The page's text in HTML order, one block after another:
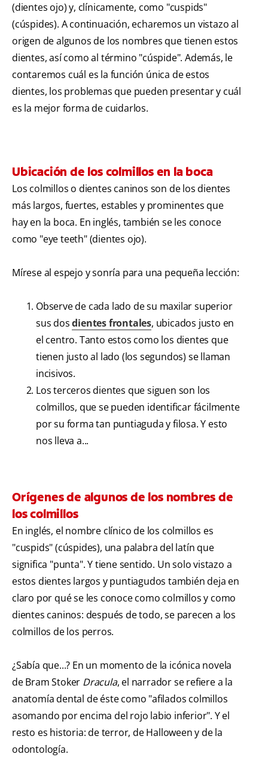
(dientes ojo) y, clínicamente, como "cuspids"
(cúspides). A continuación, echaremos un vistazo al
origen de algunos de los nombres que tienen estos
dientes, así como al término "cúspide". Además, le
contaremos cuál es la función única de estos
dientes, los problemas que pueden presentar y cuál
es la mejor forma de cuidarlos.
Ubicación de los colmillos en la boca
Los colmillos o dientes caninos son de los dientes
más largos, fuertes, estables y prominentes que
hay en la boca. En inglés, también se les conoce
como "eye teeth" (dientes ojo).
Mírese al espejo y sonría para una pequeña lección:
Observe de cada lado de su maxilar superior
sus dosdientes frontales, ubicados justo en
el centro. Tanto estos como los dientes que
tienen justo al lado (los segundos) se llaman
incisivos.
Los terceros dientes que siguen son los
colmillos, que se pueden identificar fácilmente
por su forma tan puntiaguda y filosa. Y esto
nos lleva a...
Orígenes de algunos de los nombres de
los colmillos
En inglés, el nombre clínico de los colmillos es
"cuspids" (cúspides), una palabra del latín que
significa "punta". Y tiene sentido. Un solo vistazo a
estos dientes largos y puntiagudos también deja en
claro por qué se les conoce como colmillos y como
dientes caninos: después de todo, se parecen a los
colmillos de los perros.
¿Sabía que...? En un momento de la icónica novela
de Bram Stoker Dracula, el narrador se refiere a la
anatomía dental de éste como "afilados colmillos
asomando por encima del rojo labio inferior". Y el
resto es historia: de terror, de Halloween y de la
odontología.